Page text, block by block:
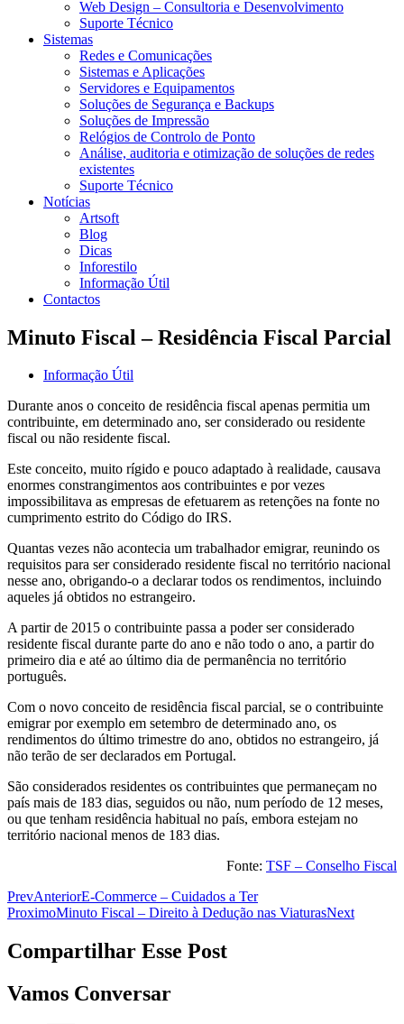
Web Design – Consultoria e Desenvolvimento
Suporte Técnico
Sistemas
Redes e Comunicações
Sistemas e Aplicações
Servidores e Equipamentos
Soluções de Segurança e Backups
Soluções de Impressão
Relógios de Controlo de Ponto
Análise, auditoria e otimização de soluções de redes
existentes
Suporte Técnico
Notícias
Artsoft
Blog
Dicas
Inforestilo
Informação Útil
Contactos
Minuto Fiscal – Residência Fiscal Parcial
Informação Útil
Durante anos o conceito de residência fiscal apenas permitia um
contribuinte, em determinado ano, ser considerado ou residente
fiscal ou não residente fiscal.
Este conceito, muito rígido e pouco adaptado à realidade, causava
enormes constrangimentos aos contribuintes e por vezes
impossibilitava as empresas de efetuarem as retenções na fonte no
cumprimento estrito do Código do IRS.
Quantas vezes não acontecia um trabalhador emigrar, reunindo os
requisitos para ser considerado residente fiscal no território nacional
nesse ano, obrigando-o a declarar todos os rendimentos, incluindo
aqueles já obtidos no estrangeiro.
A partir de 2015 o contribuinte passa a poder ser considerado
residente fiscal durante parte do ano e não todo o ano, a partir do
primeiro dia e até ao último dia de permanência no território
português.
Com o novo conceito de residência fiscal parcial, se o contribuinte
emigrar por exemplo em setembro de determinado ano, os
rendimentos do último trimestre do ano, obtidos no estrangeiro, já
não terão de ser declarados em Portugal.
São considerados residentes os contribuintes que permaneçam no
país mais de 183 dias, seguidos ou não, num período de 12 meses,
ou que tenham residência habitual no país, embora estejam no
território nacional menos de 183 dias.
Fonte: TSF – Conselho Fiscal
PrevAnteriorE-Commerce – Cuidados a Ter
ProximoMinuto Fiscal – Direito à Dedução nas ViaturasNext
Compartilhar Esse Post
Vamos Conversar